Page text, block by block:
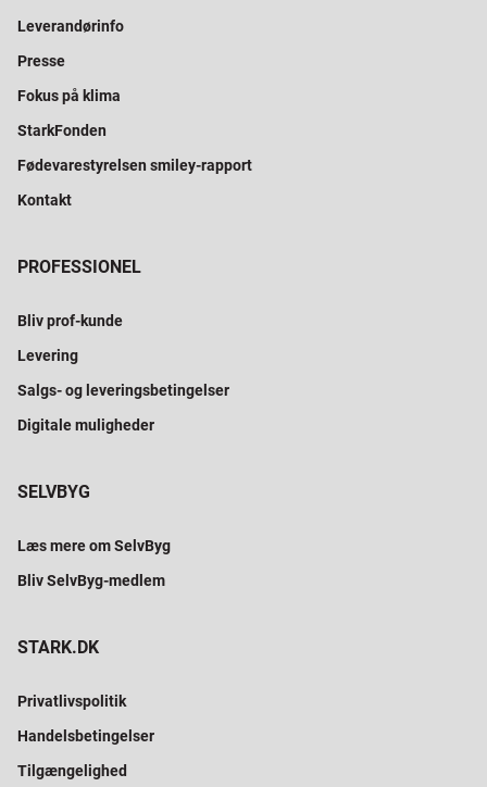
Leverandørinfo
Presse
Fokus på klima
StarkFonden
Fødevarestyrelsen smiley-rapport
Kontakt
PROFESSIONEL
Bliv prof-kunde
Levering
Salgs- og leveringsbetingelser
Digitale muligheder
SELVBYG
Læs mere om SelvByg
Bliv SelvByg-medlem
STARK.DK
Privatlivspolitik
Handelsbetingelser
Tilgængelighed